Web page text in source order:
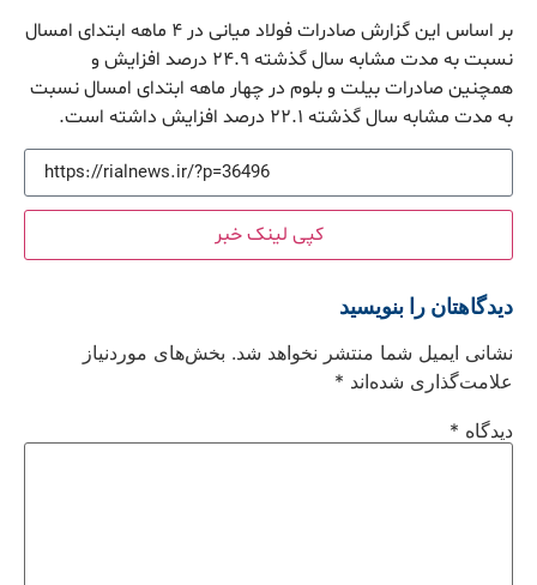
بر اساس این گزارش صادرات فولاد میانی در ۴ ماهه ابتدای امسال
نسبت به مدت مشابه سال گذشته ۲۴.۹ درصد افزایش و
همچنین صادرات بیلت و بلوم در چهار ماهه ابتدای امسال نسبت
به مدت مشابه سال گذشته ۲۲.۱ درصد افزایش داشته است.
کپی لینک خبر
دیدگاهتان را بنویسید
نشانی ایمیل شما منتشر نخواهد شد. بخش‌های موردنیاز
علامت‌گذاری شده‌اند *
دیدگاه *